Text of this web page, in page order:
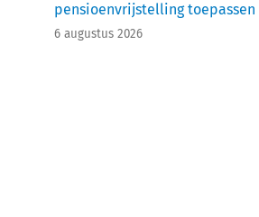
pensioenvrijstelling toepassen
6 augustus 2026